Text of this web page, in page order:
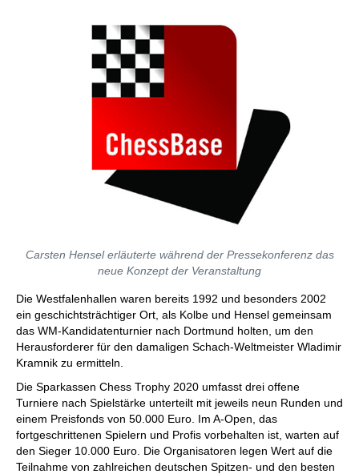
Carsten Hensel erläuterte während der Pressekonferenz das
neue Konzept der Veranstaltung
Die Westfalenhallen waren bereits 1992 und besonders 2002
ein geschichtsträchtiger Ort, als Kolbe und Hensel gemeinsam
das WM-Kandidatenturnier nach Dortmund holten, um den
Herausforderer für den damaligen Schach-Weltmeister Wladimir
Kramnik zu ermitteln.
Die Sparkassen Chess Trophy 2020 umfasst drei offene
Turniere nach Spielstärke unterteilt mit jeweils neun Runden und
einem Preisfonds von 50.000 Euro. Im A-Open, das
fortgeschrittenen Spielern und Profis vorbehalten ist, warten auf
den Sieger 10.000 Euro. Die Organisatoren legen Wert auf die
Teilnahme von zahlreichen deutschen Spitzen- und den besten